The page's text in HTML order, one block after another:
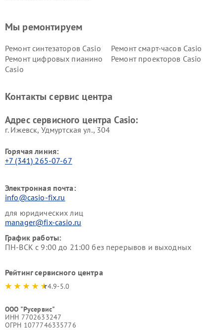
Мы ремонтируем
Ремонт синтезаторов Casio
Ремонт смарт-часов Casio
Ремонт цифровых пианино
Casio
Ремонт проекторов Casio
Контакты сервис центра
Адрес сервисного центра Casio:
г. Ижевск, Удмуртская ул., 304
Горячая линия:
+7 (341) 265-07-67
Электронная почта:
info@casio-fix.ru
для юридических лиц
manager@fix-casio.ru
График работы:
ПН-ВСК с 9:00 до 21:00 без перерывов и выходных
Рейтинг сервисного центра
4.9-5.0
ООО "Русервис"
ИНН 7702633247
ОГРН 1077746335776